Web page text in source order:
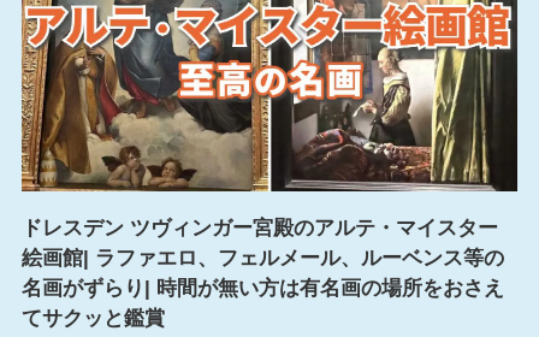
ドレスデン ツヴィンガー宮殿のアルテ・マイスター
絵画館| ラファエロ、フェルメール、ルーベンス等の
名画がずらり| 時間が無い方は有名画の場所をおさえ
てサクッと鑑賞